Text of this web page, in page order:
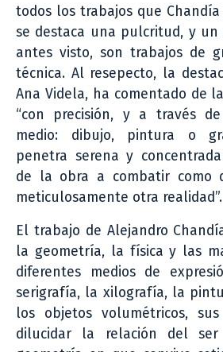
todos los trabajos que
se destaca una pulcritud, y un
antes visto, son trabajos de
técnica. Al resepecto, la
Ana Videla, ha comentado de
“con precisión, y a través
medio: dibujo, pintura o
penetra serena y
de la obra a combatir como
meticulosamente otra realidad”.
El trabajo de Alejandro
la geometría, la física y las
diferentes medios de
serigrafía, la xilografía, la
los objetos volumétricos,
dilucidar la relación del